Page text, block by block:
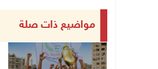
مواضيع ذات صلة